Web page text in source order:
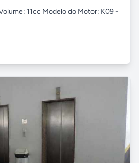
11cc Modelo do Motor: K09 -